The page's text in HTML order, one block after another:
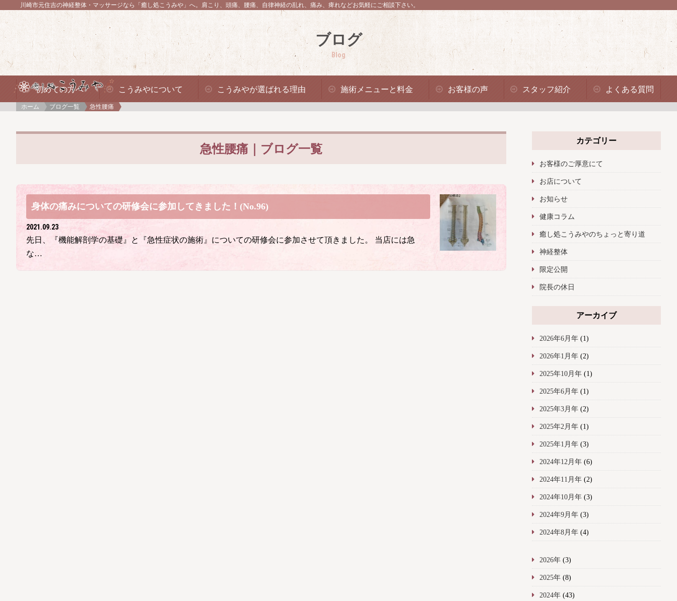
川崎市元住吉の神経整体・マッサージなら「癒し処こうみや」へ。 肩こり、頭痛、腰痛、自律神経の乱れ、痛み、痺れなどお気軽にご相談下さい。
ブログ
Blog
初めての方へ こうみやについて こうみやが選ばれる理由 施術メニューと料金 お客様の声 スタッフ紹介 よくある質問
ホーム ブログ一覧 急性腰痛
急性腰痛｜ブログ一覧
身体の痛みについての研修会に参加してきました！(No.96)
2021.09.23
先日、『機能解剖学の基礎』と『急性症状の施術』についての研修会に参加させて頂きました。 当店には急
な…
カテゴリー
お客様のご厚意にて
お店について
お知らせ
健康コラム
癒し処こうみやのちょっと寄り道
神経整体
限定公開
院長の休日
アーカイブ
2026年6月年(1)
2026年1月年(2)
2025年10月年(1)
2025年6月年(1)
2025年3月年(2)
2025年2月年(1)
2025年1月年(3)
2024年12月年(6)
2024年11月年(2)
2024年10月年(3)
2024年9月年(3)
2024年8月年(4)
2026年(3)
2025年(8)
2024年(43)